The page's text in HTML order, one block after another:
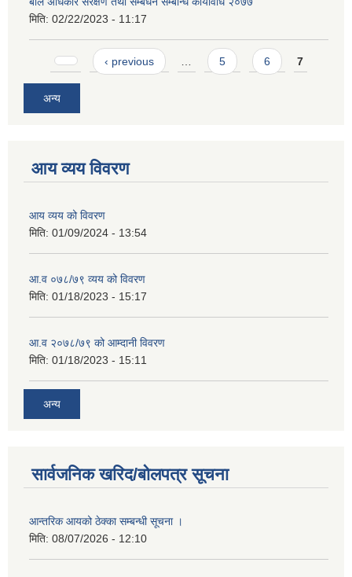
मिति: 02/22/2023 - 11:17
Pages ‹ previous … 5 6 7
अन्य
आय व्यय विवरण
आय व्यय को विवरण
मिति: 01/09/2024 - 13:54
आ.व ०७८/७९ व्यय को विवरण
मिति: 01/18/2023 - 15:17
आ.व २०७८/७९ को आम्दानी विवरण
मिति: 01/18/2023 - 15:11
अन्य
सार्वजनिक खरिद/बोलपत्र सूचना
आन्तरिक आयको ठेक्का सम्बन्धी सूचना ।
मिति: 08/07/2026 - 12:10